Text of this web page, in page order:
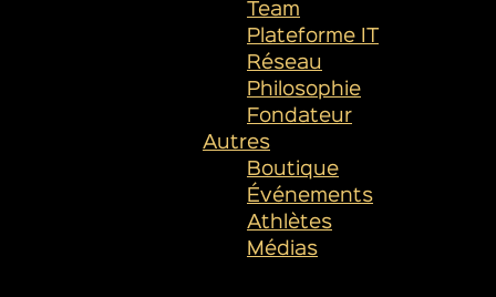
Team
Plateforme IT
Réseau
Philosophie
Fondateur
Autres
Boutique
Événements
Athlètes
Médias